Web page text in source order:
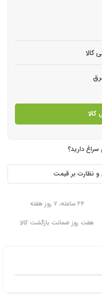
کالا
دارید؟
و نظارت بر قیمت
۲۴ ساعته، ۷ روز هفته
هفت روز ضمانت بازگشت کالا